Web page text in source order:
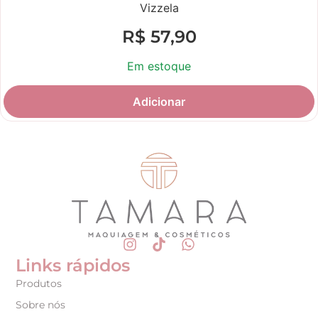
Vizzela
R$57,90
Em estoque
Adicionar
Links rápidos
Produtos
Sobre nós